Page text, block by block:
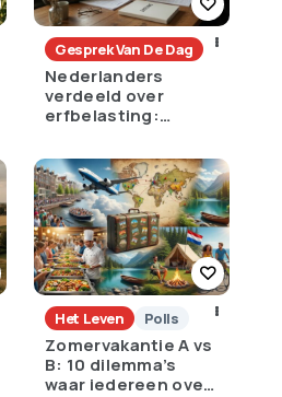
Gesprek Van De Dag
Nederlanders
verdeeld over
erfbelasting:
ongelijkheid of
oneerlijk?
Het Leven Polls
Zomervakantie A vs
B: 10 dilemma’s
waar iedereen over